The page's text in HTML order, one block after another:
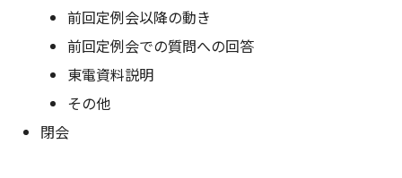
前回定例会以降の動き
前回定例会での質問への回答
東電資料説明
その他
閉会